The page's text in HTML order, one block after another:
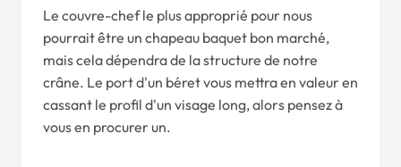
Le couvre-chef le plus approprié pour nous
pourrait être un chapeau baquet bon marché,
mais cela dépendra de la structure de notre
crâne. Le port d'un béret vous mettra en valeur en
cassant le profil d'un visage long, alors pensez à
vous en procurer un.